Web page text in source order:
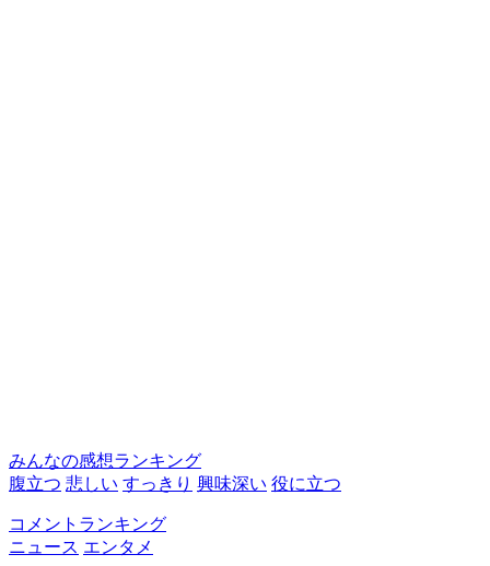
みんなの感想ランキング
腹立つ 悲しい すっきり 興味深い 役に立つ
コメントランキング
ニュース エンタメ